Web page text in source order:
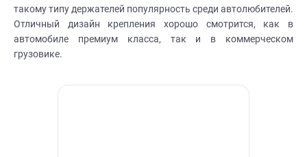
такому типу держателей популярность среди автолюбителей.
Отличный дизайн крепления хорошо смотрится, как в
автомобиле премиум класса, так и в коммерческом
грузовике.